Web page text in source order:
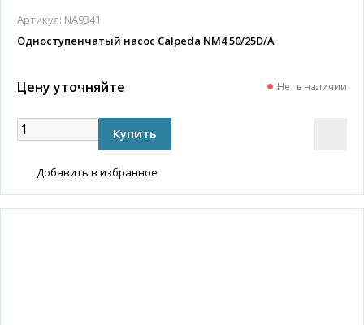
Артикул: NA9341
Одноступенчатый насос Calpeda NM4 50/25D/A
Цену уточняйте Нет в наличии
Добавить в избранное